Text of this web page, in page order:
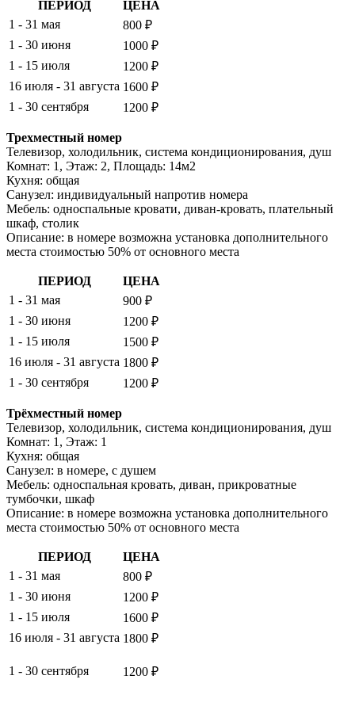
ПЕРИОД
ЦЕНА
1 - 31 мая
800 ₽
1 - 30 июня
1000 ₽
1 - 15 июля
1200 ₽
16 июля - 31 августа 1600 ₽
1 - 30 сентября
1200 ₽
Трехместный номер
Телевизор, холодильник, система кондиционирования, душ
Комнат: 1, Этаж: 2, Площадь: 14м2
Кухня: общая
Санузел: индивидуальный напротив номера
Мебель: односпальные кровати, диван-кровать, плательный
шкаф, столик
Описание: в номере возможна установка дополнительного
места стоимостью 50% от основного места
ПЕРИОД
ЦЕНА
1 - 31 мая
900 ₽
1 - 30 июня
1200 ₽
1 - 15 июля
1500 ₽
16 июля - 31 августа 1800 ₽
1 - 30 сентября
1200 ₽
Трёхместный номер
Телевизор, холодильник, система кондиционирования, душ
Комнат: 1, Этаж: 1
Кухня: общая
Санузел: в номере, с душем
Мебель: односпальная кровать, диван, прикроватные
тумбочки, шкаф
Описание: в номере возможна установка дополнительного
места стоимостью 50% от основного места
ПЕРИОД
ЦЕНА
1 - 31 мая
800 ₽
1 - 30 июня
1200 ₽
1 - 15 июля
1600 ₽
16 июля - 31 августа 1800 ₽
1 - 30 сентября 1200 ₽